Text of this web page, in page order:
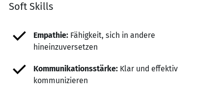
Soft Skills
Empathie: Fähigkeit, sich in andere
hineinzuversetzen
Kommunikationsstärke: Klar und effektiv
kommunizieren